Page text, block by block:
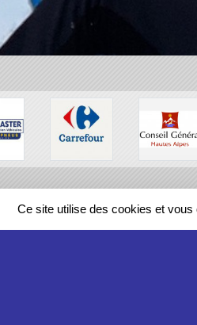
Ce site utilise des cookies et